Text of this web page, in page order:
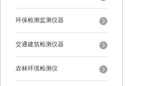
环保检测监测仪器
交通建筑检测仪器
农林环境检测仪